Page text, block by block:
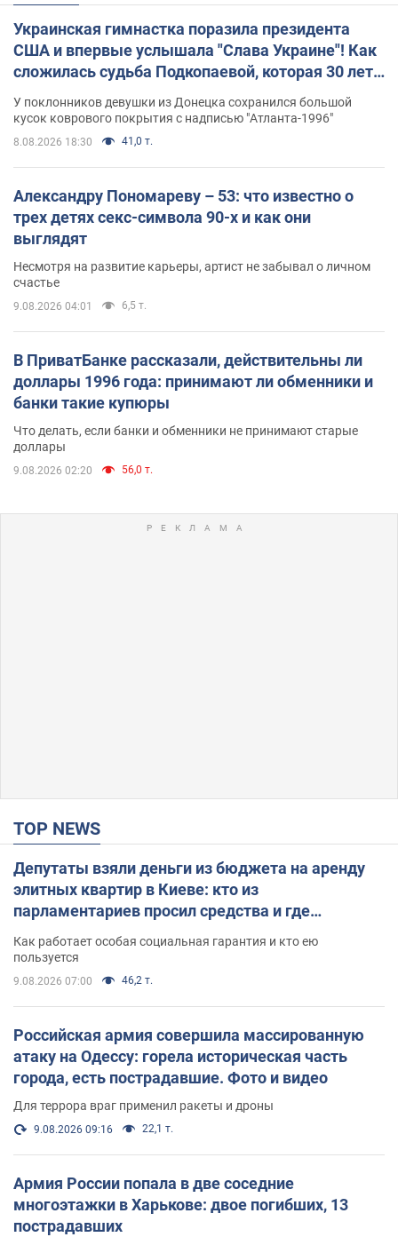
Украинская гимнастка поразила президента
США и впервые услышала "Слава Украине"! Как
сложилась судьба Подкопаевой, которая 30 лет
У поклонников девушки из Донецка сохранился большой
кусок коврового покрытия с надписью "Атланта-1996"
8.08.2026 18:30 41,0 т.
Александру Пономареву – 53: что известно о
трех детях секс-символа 90-х и как они
выглядят
Несмотря на развитие карьеры, артист не забывал о личном
счастье
9.08.2026 04:01 6,5 т.
В ПриватБанке рассказали, действительны ли
доллары 1996 года: принимают ли обменники и
банки такие купюры
Что делать, если банки и обменники не принимают старые
доллары
9.08.2026 02:20 56,0 т.
TOP NEWS
Депутаты взяли деньги из бюджета на аренду
элитных квартир в Киеве: кто из
парламентариев просил средства и где
поселился
Как работает особая социальная гарантия и кто ею
пользуется
9.08.2026 07:00 46,2 т.
Российская армия совершила массированную
атаку на Одессу: горела историческая часть
города, есть пострадавшие. Фото и видео
Для террора враг применил ракеты и дроны
9.08.2026 09:16 22,1 т.
Армия России попала в две соседние
многоэтажки в Харькове: двое погибших, 13
пострадавших